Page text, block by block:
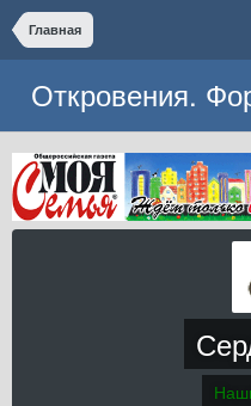
Главная
Откровения.